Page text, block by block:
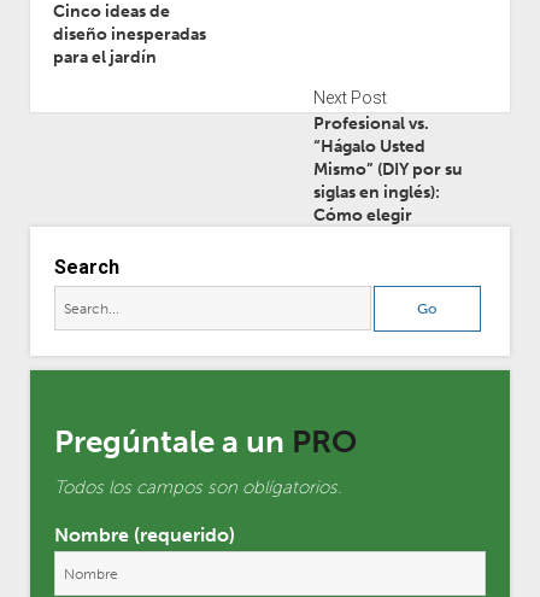
Cinco ideas de
diseño inesperadas
para el jardín
Next Post
Profesional vs.
“Hágalo Usted
Mismo” (DIY por su
siglas en inglés):
Cómo elegir
Search
Pregúntale a un PRO
Todos los campos son oblígatorios.
Nombre (requerido)